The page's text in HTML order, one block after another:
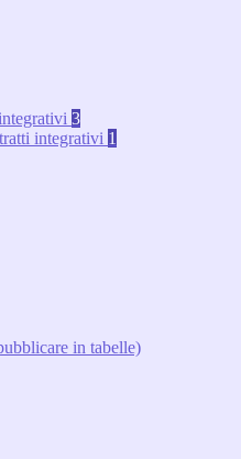
3
integrativi 1
in tabelle)